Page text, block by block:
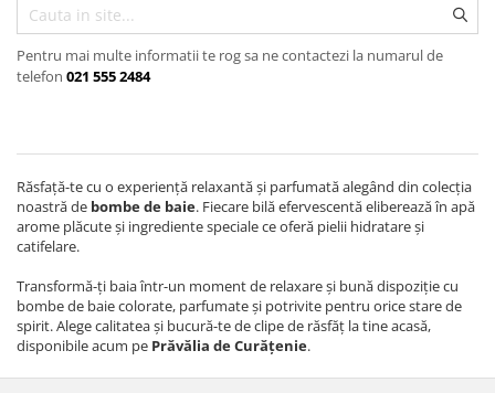
Insecticide
Dezinfectante
Absorbanti de Umiditate & Rezerve
Manusi Protectie
Solutii curatare mobila
Ceaiuri
Cosmetice
Ingrijire corp
Ingrijire maini
Ingrijire picioare
Ingrijire Urechi
Curatare Intretinere Incaltaminte
Farmaceutice
Pentru mai multe informatii te rog sa ne contactezi la numarul de
telefon 021 555 2484
Răsfață-te cu o experiență relaxantă și parfumată alegând din colecția
noastră de bombe de baie. Fiecare bilă efervescentă eliberează în apă
arome plăcute și ingrediente speciale ce oferă pielii hidratare și
catifelare.
Transformă-ți baia într-un moment de relaxare și bună dispoziție cu
bombe de baie colorate, parfumate și potrivite pentru orice stare de
spirit. Alege calitatea și bucură-te de clipe de răsfăț la tine acasă,
disponibile acum pe Prăvălia de Curățenie.